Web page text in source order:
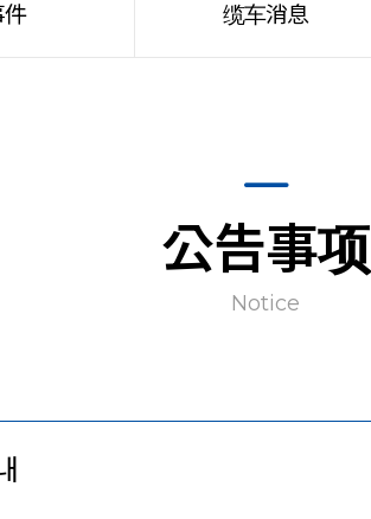
缆车消息
公告事项
Notice